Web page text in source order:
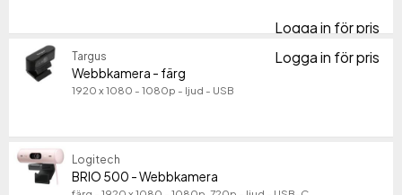
Logga in för pris
Targus
Webbkamera - färg
1920 x 1080 - 1080p - ljud - USB
Logga in för pris
Logitech
BRIO 500 - Webbkamera